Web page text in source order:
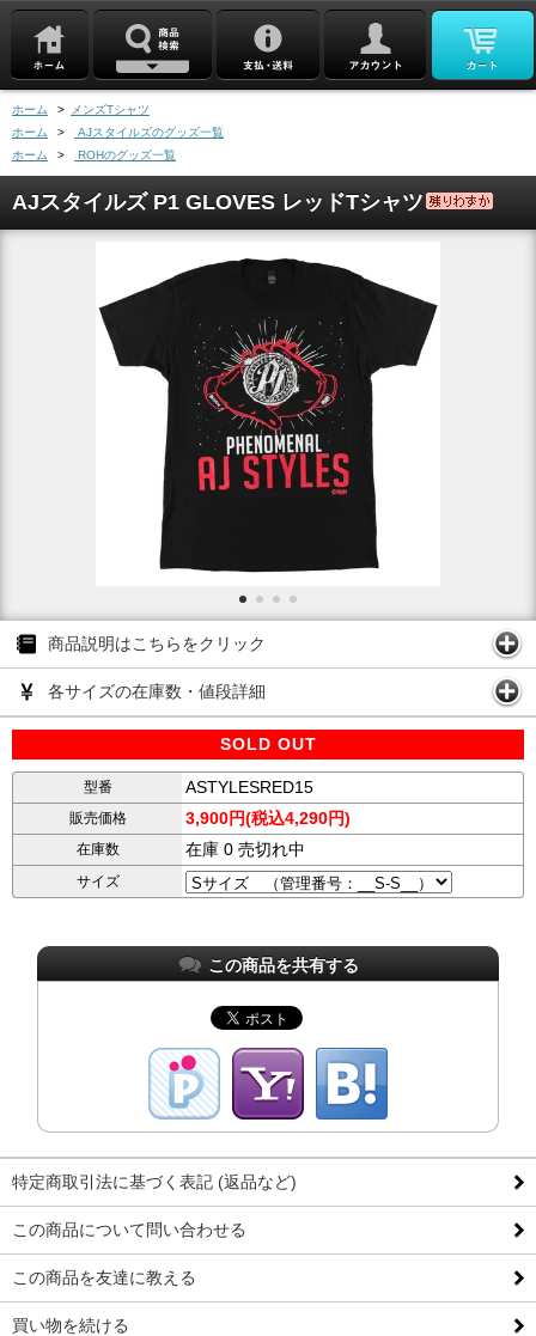
ホーム >
メンズTシャツ
ホーム
>
AJスタイルズのグッズ一覧
ホーム
> ROHのグッズ一覧
AJスタイルズ P1 GLOVES レッドTシャツ
商品説明はこちらをクリック
各サイズの在庫数・値段詳細
SOLD OUT
型番 ASTYLESRED15
販売価格 3,900円(税込4,290円)
在庫数 在庫 0 売切れ中
サイズ
この商品を共有する
特定商取引法に基づく表記 (返品など)
この商品について問い合わせる
この商品を友達に教える
買い物を続ける